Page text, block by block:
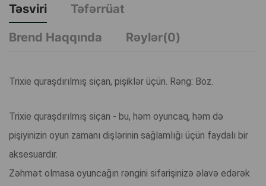
Təsviri
Təfərrüat
Brend Haqqında
Rəylər(0)
Trixie quraşdırılmış siçan, pişiklər üçün. Rəng: Boz.
Trixie quraşdırılmış siçan - bu, həm oyuncaq, həm də
pişiyinizin oyun zamanı dişlərinin sağlamlığı üçün faydalı bir
aksesuardır.
Zəhmət olmasa oyuncağın rəngini sifarişinizə əlavə edərək